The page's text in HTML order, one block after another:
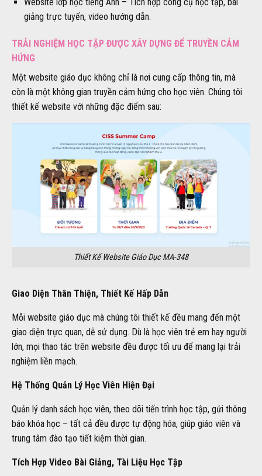
giảng trực tuyến, video hướng dẫn.
TRẢI NGHIỆM HỌC TẬP ĐƯỢC XÂY DỰNG ĐỂ TRUYỀN CẢM
HỨNG
Một website giáo dục không chỉ là nơi cung cấp thông tin, mà
còn là một không gian truyền cảm hứng cho học viên. Chúng tôi
thiết kế website với những đặc điểm sau:
Thiết Kế Website Giáo Dục MA-348
Giao Diện Thân Thiện, Thiết Kế Hấp Dẫn
Mỗi website giáo dục mà chúng tôi thiết kế đều mang đến một
giao diện trực quan, dễ sử dụng. Dù là học viên trẻ em hay người
lớn, mọi thao tác trên website đều được tối ưu để mang lại trải
nghiệm liền mạch.
Hệ Thống Quản Lý Học Viên Hiện Đại
Quản lý danh sách học viên, theo dõi tiến trình học tập, gửi thông
báo khóa học – tất cả đều được tự động hóa, giúp giáo viên và
trung tâm đào tạo tiết kiệm thời gian.
Tích Hợp Video Bài Giảng, Tài Liệu Học Tập